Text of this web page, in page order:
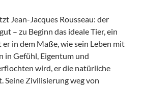
Jean-Jacques Rousseau: der
– zu Beginn das ideale Tier, ein
in dem Maße, wie sein Leben mit
in Gefühl, Eigentum und
wird, er die natürliche
Seine Zivilisierung weg von